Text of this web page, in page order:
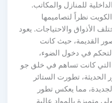
للمنازل والمكاتب.
نظراً لتصاميمها
الأذواق والاحتياجات. يعود
القديمة، حيث كانت
في دخول الضوء،
كانت تساهم في خلق جو
تطورت الستائر
مما يعكس تطور
بالمواد عالية